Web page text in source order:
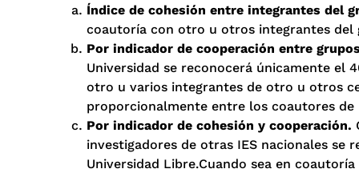
Índice de cohesión entre integrantes del
coautoría con otro u otros integrantes del
Por indicador de cooperación entre
Universidad se reconocerá únicamente el
otro u varios integrantes de otro u otros
proporcionalmente entre los coautores de
Por indicador de cohesión y cooperación.
investigadores de otras IES nacionales
Universidad Libre.Cuando sea en